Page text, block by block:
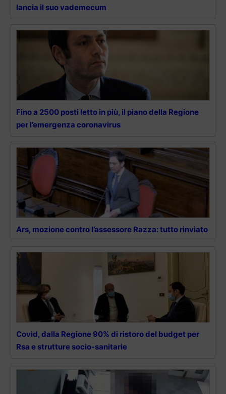
lancia il suo vademecum
Fino a 2500 posti letto in più, il piano della Regione
per l’emergenza coronavirus
Ars, mozione contro l’assessore Razza: tutto rinviato
Covid, dalla Regione 90% di ristoro del budget per
Rsa e strutture socio-sanitarie